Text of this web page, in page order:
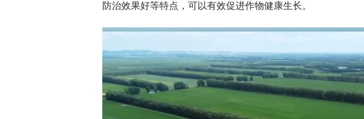
防治效果好等特点，可以有效促进作物健康生长。